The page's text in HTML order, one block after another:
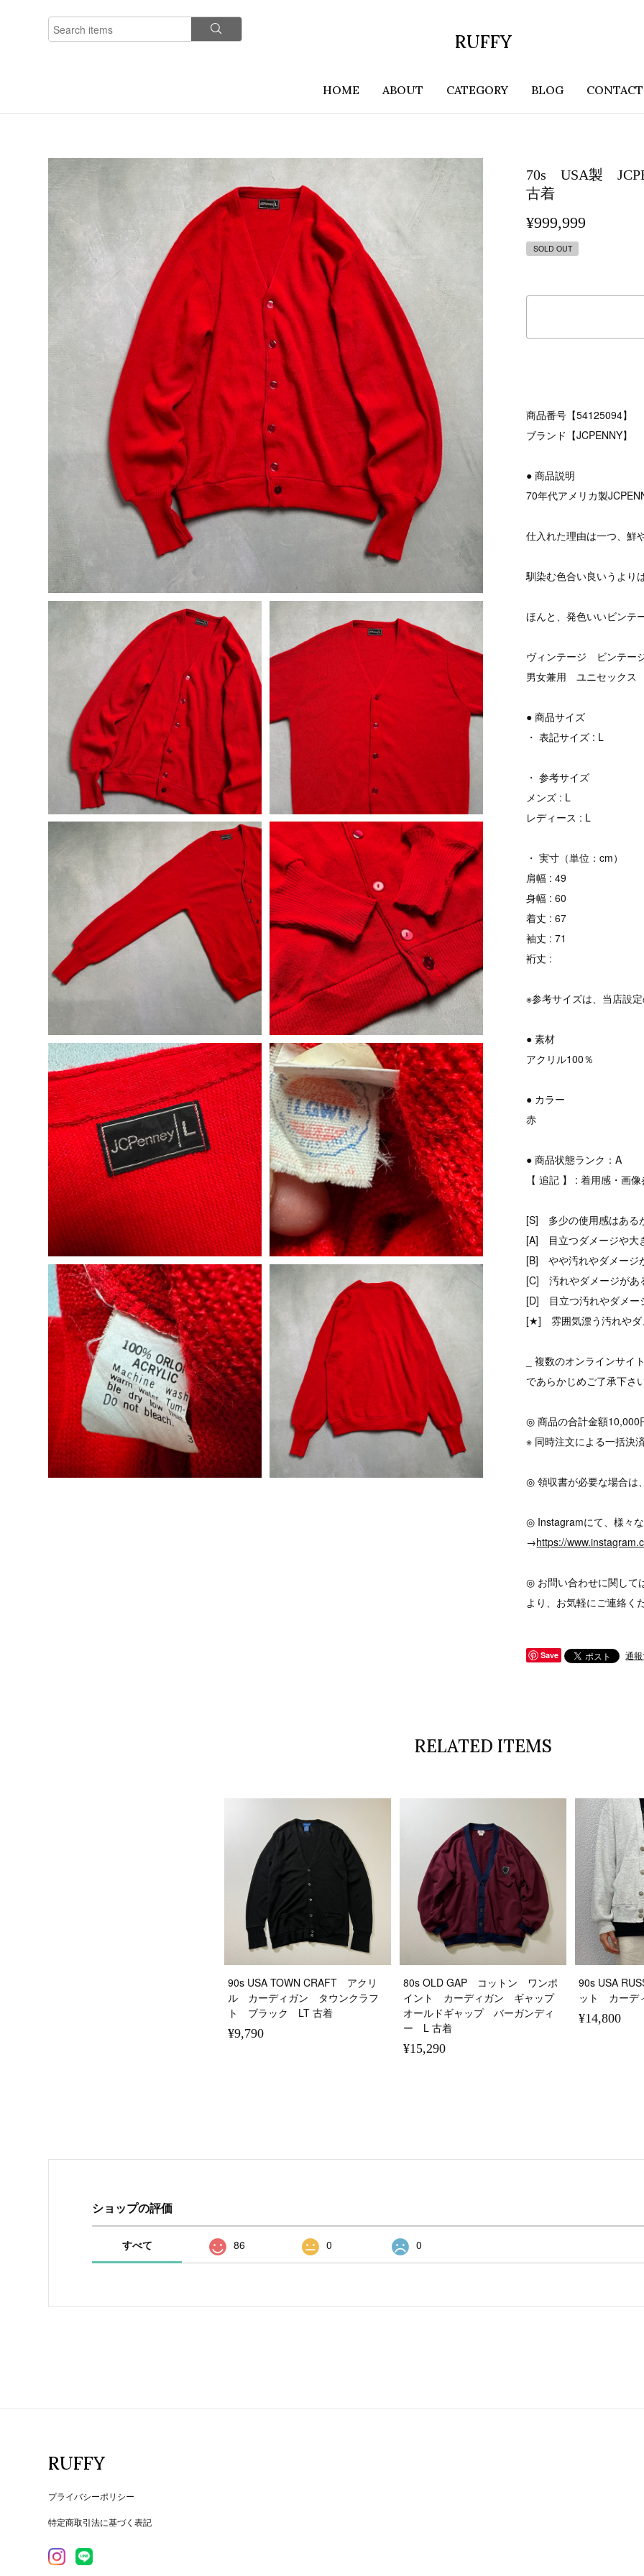
RUFFY
HOME ABOUT CATEGORY BLOG CONTACT
70s USA製
古着
¥999,999
SOLD OUT
商品番号【54125094】
ブランド【JCPENNY】
● 商品説明
70年代アメリカ製
仕入れた理由は一つ、鮮
馴染む色合い良いうより
ほんと、発色いいビンテ
ヴィンテージ ビンテー
男女兼用 ユニセックス
● 商品サイズ
・ 表記サイズ : L
・ 参考サイズ
メンズ : L
レディース : L
・ 実寸（単位：cm）
肩幅 : 49
身幅 : 60
着丈 : 67
袖丈 : 71
裄丈 :
※参考サイズは、当店設
● 素材
アクリル100％
● カラー
赤
● 商品状態ランク：A
【 追記 】 : 着用感・画
[S] 多少の使用感はある
[A] 目立つダメージや大
[B] やや汚れやダメージ
[C] 汚れやダメージがあ
[D] 目立つ汚れやダメー
[★] 雰囲気漂う汚れやダ
_ 複数のオンラインサ
であらかじめご了承下さ
◎ 商品の合計金額10,000
※ 同時注文による一括決
◎ 領収書が必要な場合は
◎ Instagramにて、様々
→https://
◎ お問い合わせに関して
より、お気軽にご連絡く
Save 通
RELATED ITEMS
90s USA TOWN CRAFT アクリ
ル カーディガン タウンクラフ
ト ブラック LT 古着
¥9,790
80s OLD GAP コットン ワンポ
イント カーディガン ギャップ
オールドギャップ バーガンディ
ー L 古着
¥15,290
90s USA
ット カー
¥14,800
ショップの評価
すべて 86 0 0
RUFFY
プライバシーポリシー
特定商取引法に基づく表記